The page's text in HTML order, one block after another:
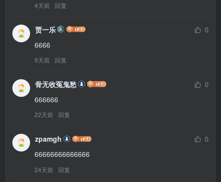
4天前 回复
贾一乐
0
6666
9天前 回复
骨无收冤鬼愁
0
666666
22天前 回复
zpamgh
0
66666666666666
24天前 回复